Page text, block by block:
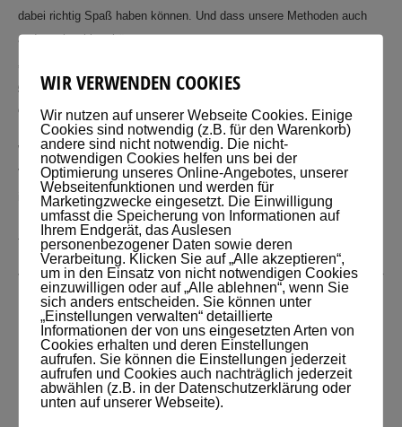
dabei richtig Spaß haben können. Und dass unsere Methoden auch
anderes bewirken können:
glücklich gesehen, wie in diesen beiden Treffen. Seine Verzweiflung
des nachlassenden Gedächtnis scheint in dieser Zeit wie verflogen
Wir alle freuen uns schon aufs nächste Mal.
Vielleicht stoßen dann ja noch mehr Mitstreiter dazu. Wir treffen uns
immer jeden zweiten und vierten Mittwoch im Monat von 15.30- 16.30
Uhr im Fürstenwalder Tränkeweg 11. Bushaltestelle ist direkt vor der
Tür.
Lösung des Rätsels:
Es handelte sich um Knabberfische, die es
lieben, Füße von der Hornhaut zu befreien.
Bis zum nächsten Mal
WIR VERWENDEN COOKIES
Wir nutzen auf unserer Webseite Cookies. Einige
Cookies sind notwendig (z.B. für den Warenkorb)
andere sind nicht notwendig. Die nicht-
notwendigen Cookies helfen uns bei der
Optimierung unseres Online-Angebotes, unserer
Webseitenfunktionen und werden für
Marketingzwecke eingesetzt. Die Einwilligung
umfasst die Speicherung von Informationen auf
Ihrem Endgerät, das Auslesen
personenbezogener Daten sowie deren
Verarbeitung. Klicken Sie auf „Alle akzeptieren“,
um in den Einsatz von nicht notwendigen Cookies
einzuwilligen oder auf „Alle ablehnen“, wenn Sie
sich anders entscheiden. Sie können unter
„Einstellungen verwalten“ detaillierte
Informationen der von uns eingesetzten Arten von
Cookies erhalten und deren Einstellungen
aufrufen. Sie können die Einstellungen jederzeit
aufrufen und Cookies auch nachträglich jederzeit
abwählen (z.B. in der Datenschutzerklärung oder
unten auf unserer Webseite).